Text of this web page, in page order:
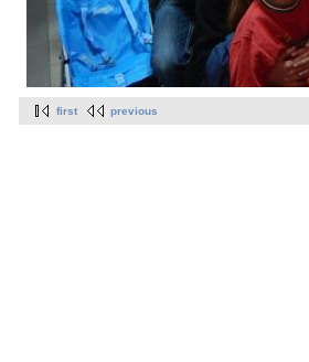
first previous